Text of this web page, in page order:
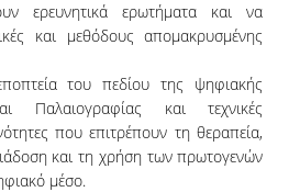
ΕΡΓΑΣΙΑ
ΠΡΟΓΡΑΜΜΑ
ΗΜΕΡΟΛΟΓΙΟ
ερευνητικά ερωτήματα και να
και μεθόδους απομακρυσμένης
του πεδίου της ψηφιακής
Παλαιογραφίας και τεχνικές
που επιτρέπουν τη θεραπεία,
και τη χρήση των πρωτογενών
μέσο.